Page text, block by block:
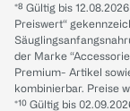
*⁸ Gültig bis
Preiswert“
der Marke
Premium- Artikel
kombinierbar. Preise
*¹⁰ Gültig bis